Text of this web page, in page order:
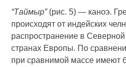
“Таймыр”(рис. 5) — каноэ.
происходят от индейских
распространение в
странах Европы. По
при сравнимой массе имеют